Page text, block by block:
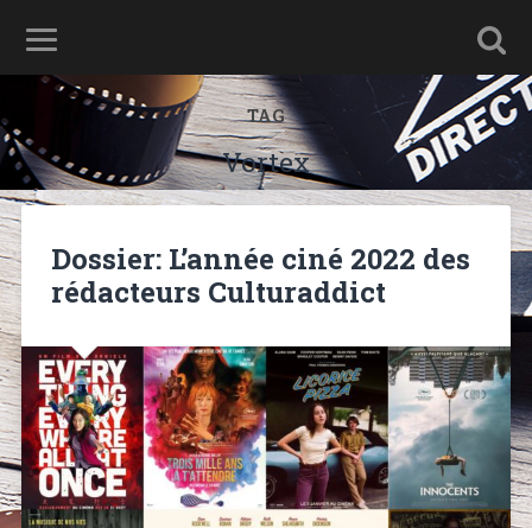
TAG
Vortex
Dossier: L’année ciné 2022 des
rédacteurs Culturaddict